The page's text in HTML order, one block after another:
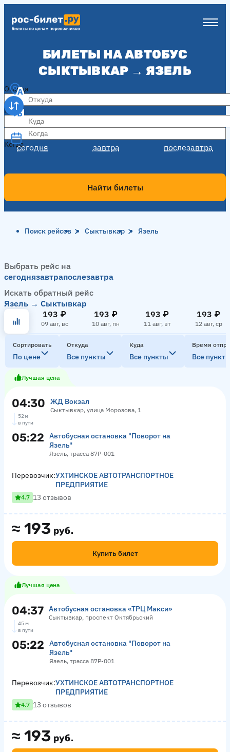
БИЛЕТЫ НА АВТОБУС
СЫКТЫВКАР → ЯЗЕЛЬ
Откуда
Куда
Когда
сегодня завтра послезавтра
Когда
Найти билеты
Поиск рейсов Сыктывкар Язель
Выбрать рейс на
сегоднязавтрапослезавтра
Искать обратный рейс
Язель → Сыктывкар
193 ₽
09 авг, вс
193 ₽
10 авг, пн
193 ₽
11 авг, вт
193 ₽
12 авг, ср
Сортировать
По цене
Откуда
Все пункты
Куда
Все пункты
Время
Все
Лучшая цена
04:30 ЖД Вокзал
Сыктывкар, улица Морозова, 1
52 м
в пути
05:22
Автобусная остановка "Поворот на
Язель"
Язель, трасса 87Р-001
≈ 193 руб.
Купить билет
Перевозчик:УХТИНСКОЕ АВТОТРАНСПОРТНОЕ
ПРЕДПРИЯТИЕ
4.7 13 отзывов
Лучшая цена
04:37 Автобусная остановка «ТРЦ Макси»
Сыктывкар, проспект Октябрьский
45 м
в пути
05:22
Автобусная остановка "Поворот на
Язель"
Язель, трасса 87Р-001
≈ 193 руб.
Перевозчик:УХТИНСКОЕ АВТОТРАНСПОРТНОЕ
ПРЕДПРИЯТИЕ
4.7 13 отзывов